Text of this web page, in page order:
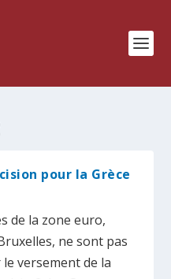
pour la Grèce
de la zone euro,
ne sont pas
versement de la